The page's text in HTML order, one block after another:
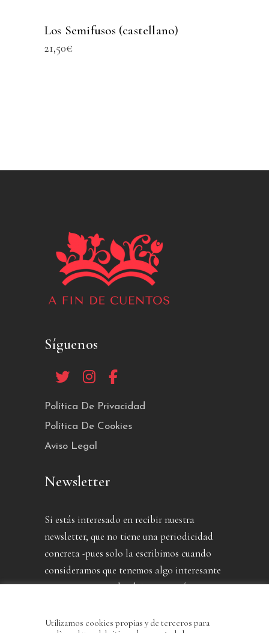
Los Semifusos (castellano)
21,50€
Síguenos
Política De Privacidad
Política De Cookies
Aviso Legal
Newsletter
Si estás interesado en recibir nuestra
newsletter, que no tiene una periodicidad
concreta -pues solo la escribimos cuando
consideramos que tenemos algo interesante
que contarte- puedes dejarnos aquí tu
Utilizamos cookies propias y de terceros para